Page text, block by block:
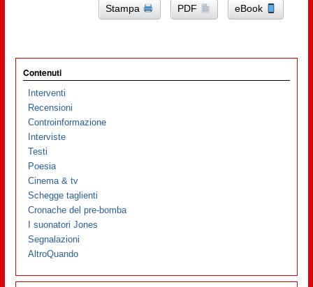
Stampa PDF eBook
Contenuti
Interventi
Recensioni
Controinformazione
Interviste
Testi
Poesia
Cinema & tv
Schegge taglienti
Cronache del pre-bomba
I suonatori Jones
Segnalazioni
AltroQuando